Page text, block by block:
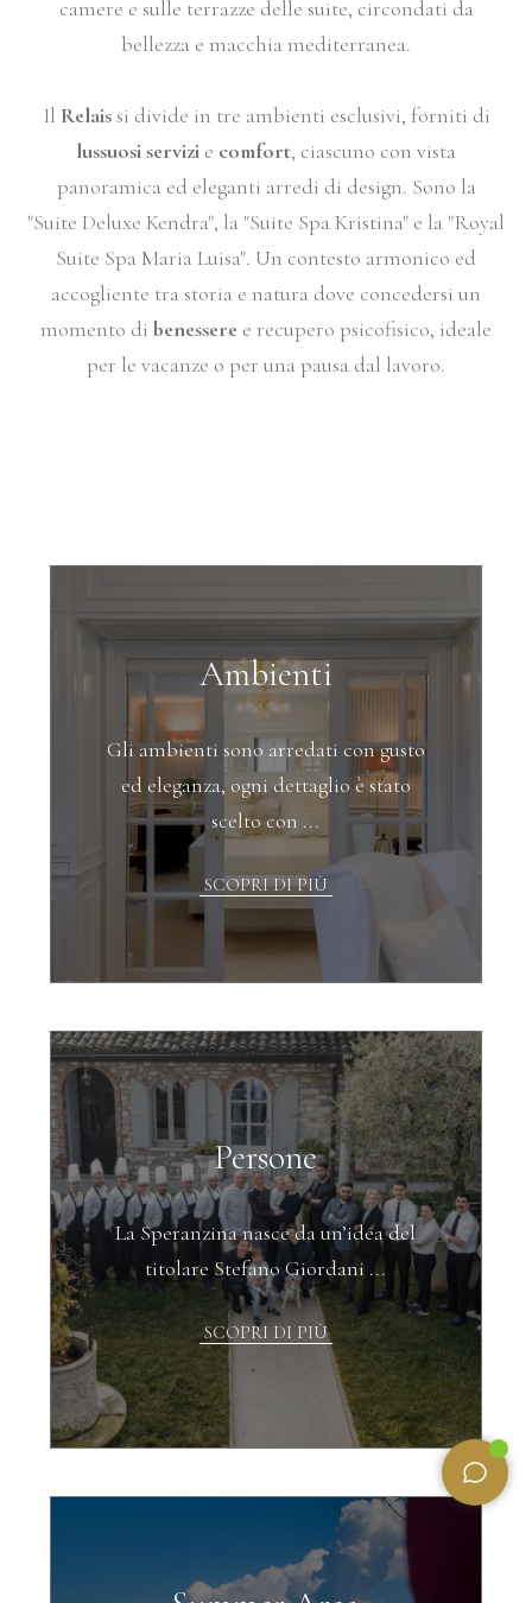
camere e sulle terrazze delle suite, circondati da
bellezza e macchia mediterranea.
Il Relaissi divide in tre ambienti esclusivi, forniti di
lussuosi servizi e comfort, ciascuno con vista
panoramica ed eleganti arredi di design. Sono la
"Suite Deluxe Kendra", la "Suite Spa Kristina" e la "Royal
Suite Spa Maria Luisa". Un contesto armonico ed
accogliente tra storia e natura dove concedersi un
momento di benessere e recupero psicofisico, ideale
per le vacanze o per una pausa dal lavoro.
Ambienti
Gli ambienti sono arredati con gusto
ed eleganza, ogni dettaglio è stato
scelto con ...
SCOPRI DI PIÙ
Persone
La Speranzina nasce da un’idea del
titolare Stefano Giordani ...
SCOPRI DI PIÙ